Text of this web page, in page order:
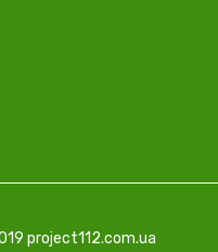
project112.com.ua